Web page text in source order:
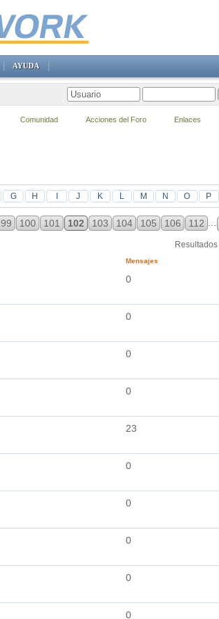
G H J K L M N O P
99 100 101 102 103 104 105 106 112
Mensajes
0
0
0
0
23
0
0
0
0
0
AYUDA
Comunidad Acciones del Foro Enlaces